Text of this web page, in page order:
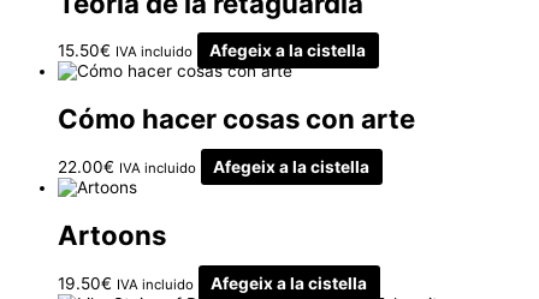
15.50€ IVA incluido Afegeix a la cistella
Cómo hacer cosas con arte
22.00€ IVA incluido Afegeix a la cistella
Artoons
19.50€ IVA incluido
Afegeix a la cistella